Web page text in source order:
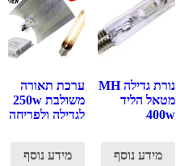
נורת גדילה MH
מטאל הליד
400w
מידע נוסף
ערכת תאורה
משולבת 250w
לגדילה ולפריחה
מידע נוסף